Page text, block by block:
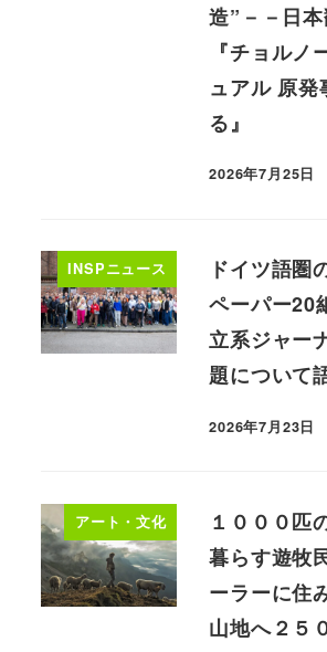
造”－－日
『チョルノ
ュアル 原発
る』
2026年7月25日
INSPニュース
ドイツ語圏
ペーパー20
立系ジャー
題について
2026年7月23日
アート・文化
１０００匹
暮らす遊牧
ーラーに住
山地へ２５